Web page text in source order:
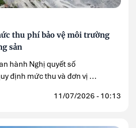
thu phí bảo vệ môi trường
sản
hành Nghị quyết số
định mức thu và đơn vị ...
11/07/2026 - 10:13